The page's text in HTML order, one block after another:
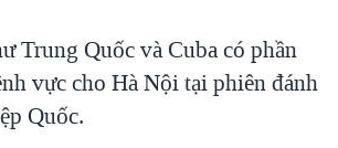
Trung Quốc và Cuba có phần
vực cho Hà Nội tại phiên đánh
Quốc.